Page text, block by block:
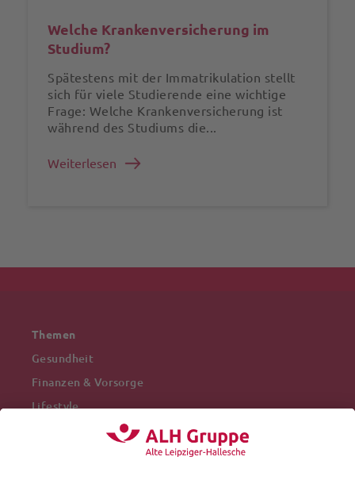
Welche Krankenversicherung im
Studium?
Spätestens mit der Immatrikulation stellt
sich für viele Studierende eine wichtige
Frage: Welche Krankenversicherung ist
während des Studiums die...
Weiterlesen
Themen
Gesundheit
Finanzen & Vorsorge
Lifestyle